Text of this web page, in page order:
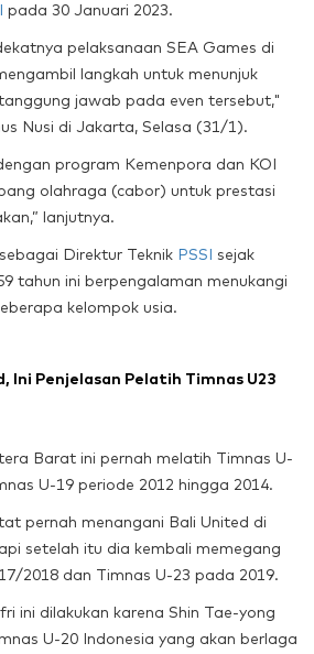
pada 30 Januari 2023.
pelaksanaan SEA Games di
langkah untuk menunjuk
jawab pada even tersebut,"
Nusi di Jakarta, Selasa (31/1).
program Kemenpora dan KOI
olahraga (cabor) untuk prestasi
lanjutnya.
Direktur Teknik PSSI sejak
tahun ini berpengalaman menukangi
kelompok usia.
Ini Penjelasan Pelatih Timnas U23
Barat ini pernah melatih Timnas U-
U-19 periode 2012 hingga 2014.
pernah menangani Bali United di
setelah itu dia kembali memegang
2018 dan Timnas U-23 pada 2019.
ini dilakukan karena Shin Tae-yong
U-20 Indonesia yang akan berlaga